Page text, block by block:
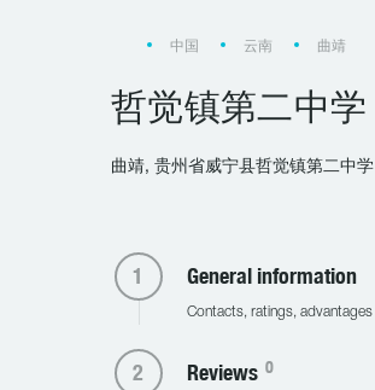
中国 云南 曲靖
哲觉镇第二中学
曲靖, 贵州省威宁县哲觉镇第二中学
General information
Contacts, ratings, advantages
Reviews 0